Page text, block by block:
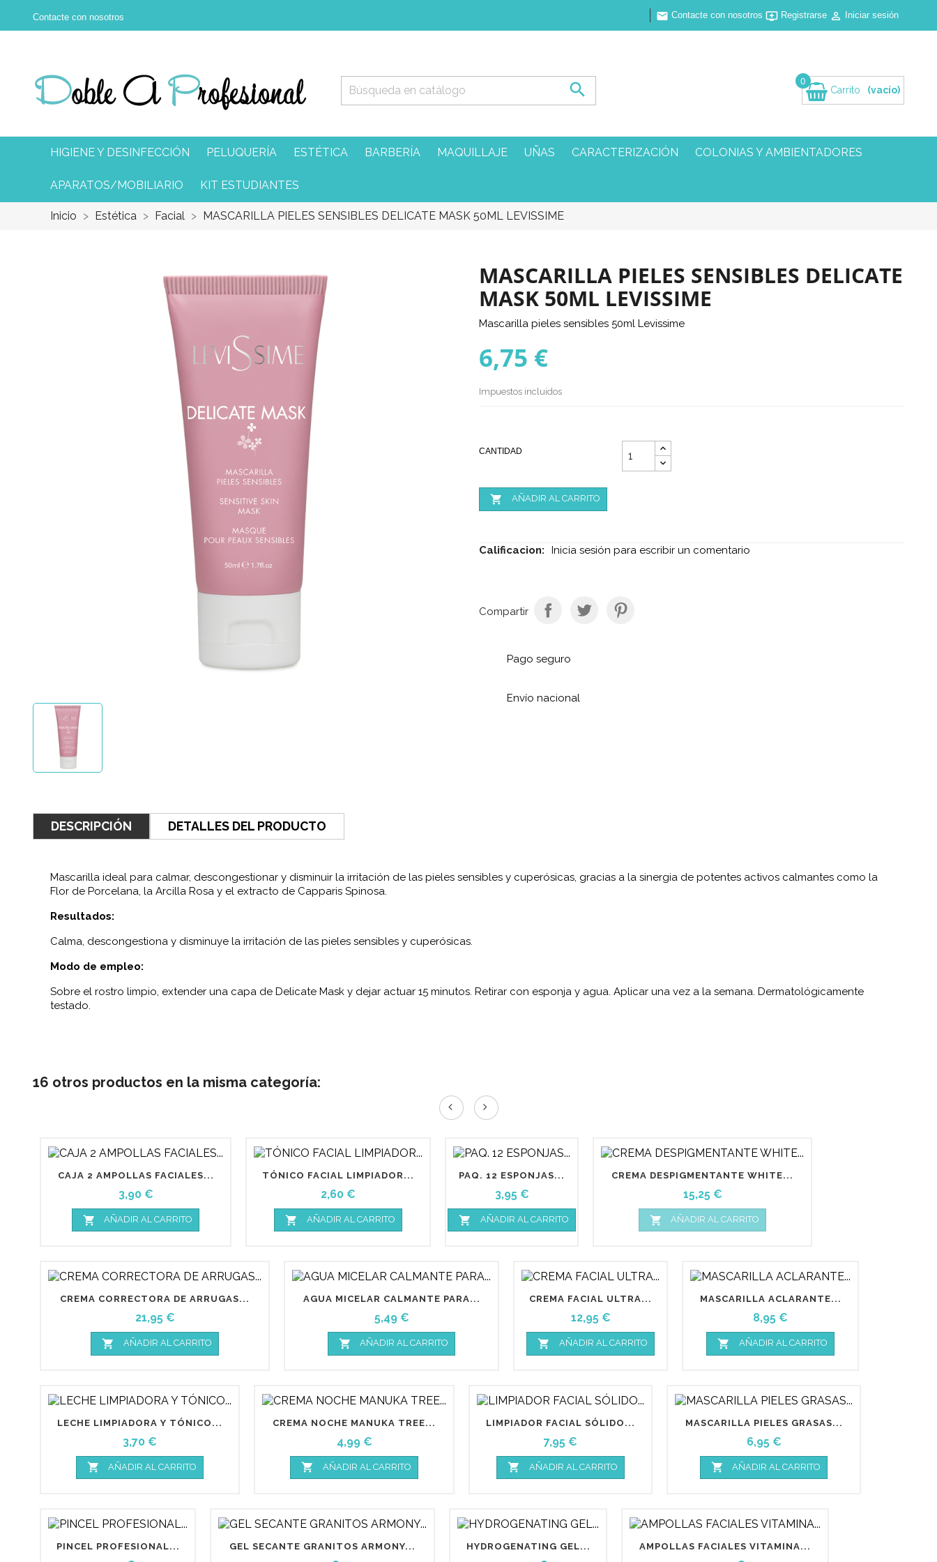
Contacte con nosotros  Contacte con nosotros Registrarse  Iniciar sesión
 Carrito
0
(vacío)
HIGIENE Y DESINFECCIÓN PELUQUERÍA ESTÉTICA BARBERÍA MAQUILLAJE UÑAS CARACTERIZACIÓN COLONIAS Y AMBIENTADORES
APARATOS/MOBILIARIO KIT ESTUDIANTES
Inicio Estética Facial MASCARILLA PIELES SENSIBLES DELICATE MASK 50ML LEVISSIME
MASCARILLA PIELES SENSIBLES DELICATE
MASK 50ML LEVISSIME
Mascarilla pieles sensibles 50ml Levissime
6,75 €
Impuestos incluidos
CANTIDAD
 AÑADIR AL CARRITO
Calificacion: Inicia sesión para escribir un comentario
Compartir
Pago seguro
Envío nacional
DESCRIPCIÓN DETALLES DEL PRODUCTO
Mascarilla ideal para calmar, descongestionar y disminuir la irritación de las pieles sensibles y cuperósicas, gracias a la sinergia de potentes activos calmantes como la
Flor de Porcelana, la Arcilla Rosa y el extracto de Capparis Spinosa.
Resultados:
Calma, descongestiona y disminuye la irritación de las pieles sensibles y cuperósicas.
Modo de empleo:
Sobre el rostro limpio, extender una capa de Delicate Mask y dejar actuar 15 minutos. Retirar con esponja y agua. Aplicar una vez a la semana. Dermatológicamente
testado.
16 otros productos en la misma categoría:
CAJA 2 AMPOLLAS FACIALES...
Precio
3,90 €
 AÑADIR AL CARRITO
TÓNICO FACIAL LIMPIADOR...
Precio
2,60 €
 AÑADIR AL CARRITO
PAQ. 12 ESPONJAS...
Precio
3,95 €
 AÑADIR AL CARRITO
CREMA DESPIGMENTANTE WHITE...
Precio
15,25 €
 AÑADIR AL CARRITO
CREMA CORRECTORA DE ARRUGAS...
Precio
21,95 €
 AÑADIR AL CARRITO
AGUA MICELAR CALMANTE PARA...
Precio
5,49 €
 AÑADIR AL CARRITO
CREMA FACIAL ULTRA...
Precio
12,95 €
 AÑADIR AL CARRITO
MASCARILLA ACLARANTE...
Precio
8,95 €
 AÑADIR AL CARRITO
LECHE LIMPIADORA Y TÓNICO...
Precio
3,70 €
 AÑADIR AL CARRITO
CREMA NOCHE MANUKA TREE...
Precio
4,99 €
 AÑADIR AL CARRITO
LIMPIADOR FACIAL SÓLIDO...
Precio
7,95 €
 AÑADIR AL CARRITO
MASCARILLA PIELES GRASAS...
Precio
6,95 €
 AÑADIR AL CARRITO
PINCEL PROFESIONAL... GEL SECANTE GRANITOS ARMONY... HYDROGENATING GEL... AMPOLLAS FACIALES VITAMINA...